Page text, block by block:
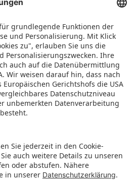
unter
eg.de/mediazur
ALS PDF HERUNTERLADEN